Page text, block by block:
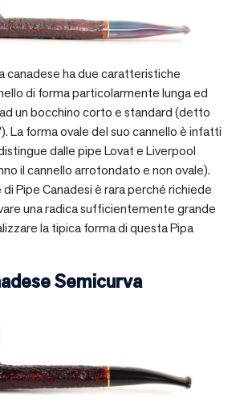
canadese ha due caratteristiche
di forma particolarmente lunga ed
un bocchino corto e standard (detto
La forma ovale del suo cannello è infatti
dalle pipe Lovat e Liverpool
il cannello arrotondato e non ovale).
Pipe Canadesi è rara perché richiede
una radica sufficientemente grande
la tipica forma di questa Pipa
Semicurva